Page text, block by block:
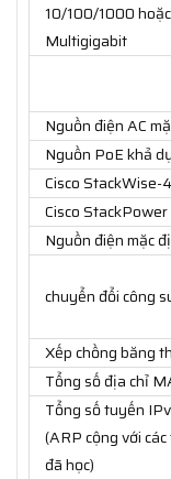
10/100/1000 hoặc
Multigigabit
Nguồn điện AC
Nguồn PoE khả
Cisco StackWise-
Cisco StackPower
Nguồn điện mặc
chuyển đổi công
Xếp chồng băng
Tổng số địa chỉ
Tổng số tuyến
(ARP cộng với
đã học)